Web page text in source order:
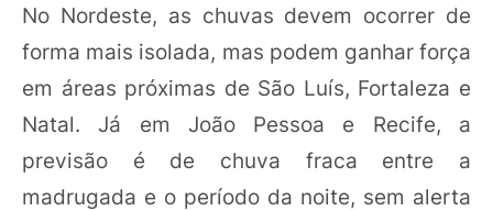
No Nordeste, as chuvas devem ocorrer de
forma mais isolada, mas podem ganhar força
em áreas próximas de São Luís, Fortaleza e
Natal. Já em João Pessoa e Recife, a
previsão é de chuva fraca entre a
madrugada e o período da noite, sem alerta